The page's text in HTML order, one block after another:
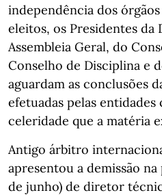
independência dos
eleitos, os Presidentes da
Assembleia Geral, do
Conselho de Disciplina e
aguardam as conclusões
efetuadas pelas
celeridade que a matéria
Antigo árbitro
apresentou a demissão
de junho) de diretor